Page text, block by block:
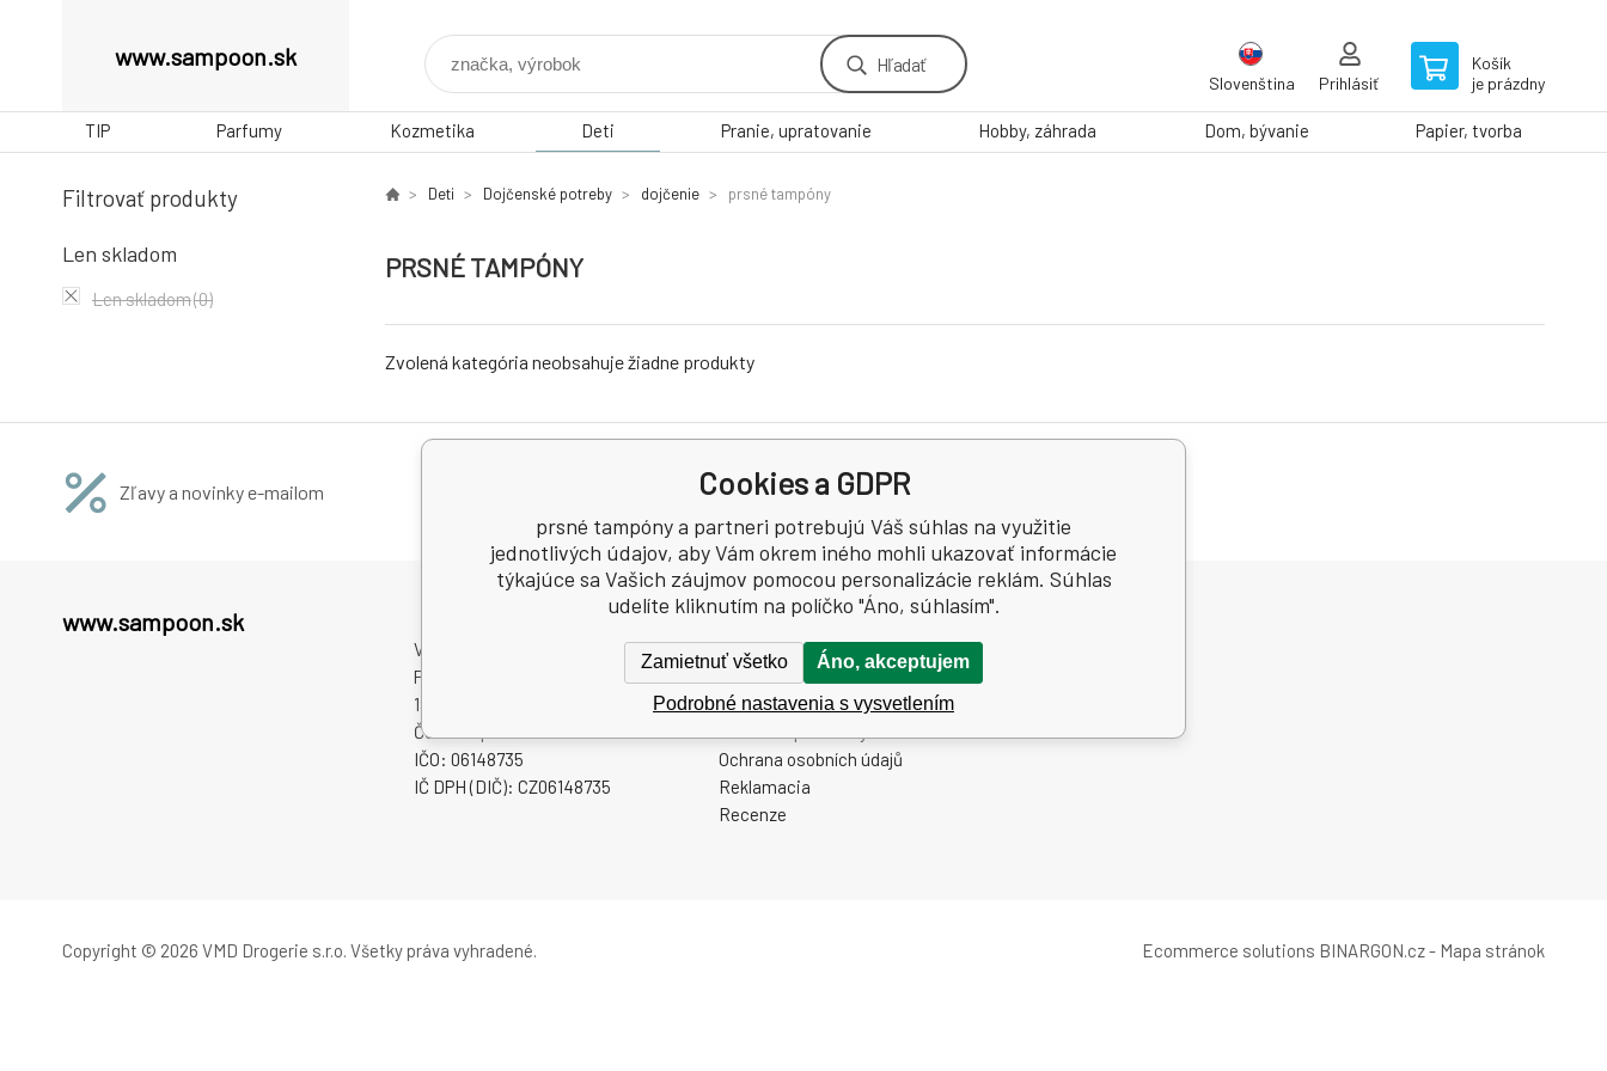
www.sampoon.sk Hľadať
Slovenština Prihlásiť
Košík
je prázdny
TIP Parfumy Kozmetika Deti Pranie, upratovanie Hobby, záhrada Dom, bývanie Papier, tvorba
Filtrovať produkty
Len skladom
Len skladom(0)
Deti Dojčenské potreby dojčenie prsné tampóny
PRSNÉ TAMPÓNY
Zvolená kategória neobsahuje žiadne produkty
Zľavy a novinky e-mailom
www.sampoon.sk
VMD Drogerie s.r.o.
Paceřická 2773/1
19300 Praha 9
Česká republika
IČO: 06148735
IČ DPH (DIČ): CZ06148735
O nás
Odstoupení od smlouvy
Záruka a reklamace
Ochrana osobních údajů
Reklamacia
Recenze
Copyright © 2026 VMD Drogerie s.r.o. Všetky práva vyhradené. Ecommerce solutions BINARGON.cz- Mapa stránok
Cookies a GDPR
prsné tampóny a partneri potrebujú Váš súhlas na využitie
jednotlivých údajov, aby Vám okrem iného mohli ukazovať informácie
týkajúce sa Vašich záujmov pomocou personalizácie reklám. Súhlas
udelíte kliknutím na políčko "Áno, súhlasím".
Zamietnuť všetko Áno, akceptujem
Podrobné nastavenia s vysvetlením